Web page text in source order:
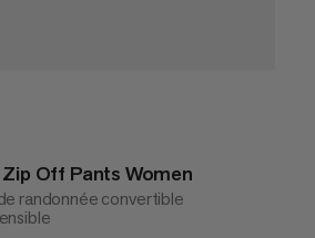
Zip Off Pants Women
randonnée convertible